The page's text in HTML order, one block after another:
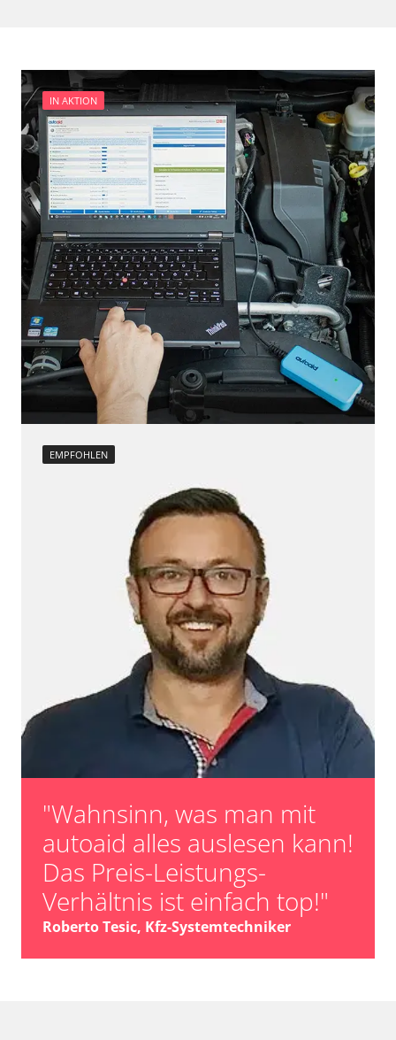
Verfügbarkeit abhängig von Modell, Motorisierung, Ausstattung
und Konfiguration
IN AKTION
EMPFOHLEN
"Wahnsinn, was man mit
autoaid alles auslesen kann!
Das Preis-Leistungs-
Verhältnis ist einfach top!"
Roberto Tesic, Kfz-Systemtechniker